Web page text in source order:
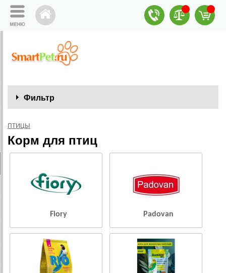
Фильтр
ПТИЦЫ
Корм для птиц
Fiory Padovan